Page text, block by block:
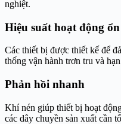
nghiệt.
Hiệu suất hoạt động
Các thiết bị được thiết kế để
thống vận hành trơn tru và
Phản hồi nhanh
Khí nén giúp thiết bị hoạt
các dây chuyền sản xuất cần